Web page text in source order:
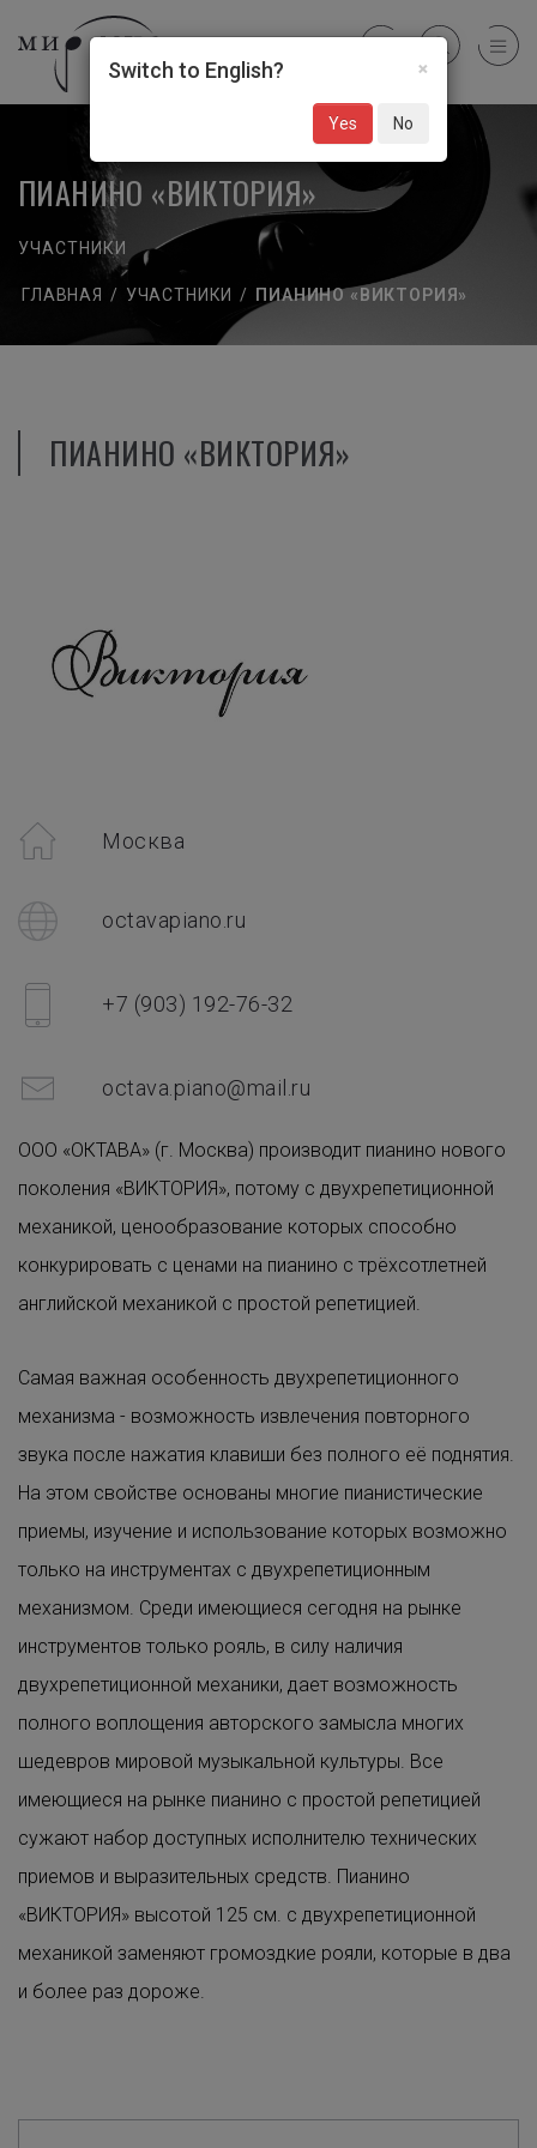
ПИАНИНО «ВИКТОРИЯ»
УЧАСТНИКИ
ГЛАВНАЯ / УЧАСТНИКИ / ПИАНИНО «ВИКТОРИЯ»
ПИАНИНО «ВИКТОРИЯ»
Москва
octavapiano.ru
+7 (903) 192-76-32
octava.piano@mail.ru
ООО «ОКТАВА» (г. Москва) производит пианино нового
поколения «ВИКТОРИЯ», потому с двухрепетиционной
механикой, ценообразование которых способно
конкурировать с ценами на пианино с трёхсотлетней
английской механикой с простой репетицией.
Самая важная особенность двухрепетиционного
механизма - возможность извлечения повторного
звука после нажатия клавиши без полного её поднятия.
На этом свойстве основаны многие пианистические
приемы, изучение и использование которых возможно
только на инструментах с двухрепетиционным
механизмом. Среди имеющиеся сегодня на рынке
инструментов только рояль, в силу наличия
двухрепетиционной механики, дает возможность
полного воплощения авторского замысла многих
шедевров мировой музыкальной культуры. Все
имеющиеся на рынке пианино с простой репетицией
сужают набор доступных исполнителю технических
приемов и выразительных средств. Пианино
«ВИКТОРИЯ» высотой 125 см. с двухрепетиционной
механикой заменяют громоздкие рояли, которые в два
и более раз дороже.
×
Switch to English?
Yes No